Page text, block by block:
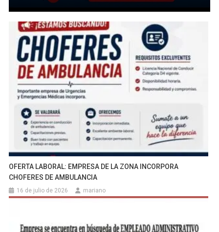
OFERTA LABORAL: EMPRESA DE LA ZONA INCORPORA
CHOFERES DE AMBULANCIA
16 de julio de 2026 mariano